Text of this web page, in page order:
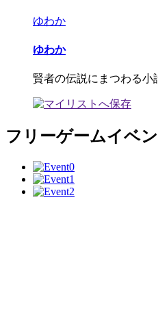
ゆわか
ゆわか
賢者の伝説にまつわる小
フリーゲームイベ